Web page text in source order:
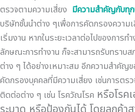
ตรวจตามความเสี่ยง มีความสำคัญกับทุ
บริษัทชั้นนำต่าง ๆเพื่อการคัดกรองความ
เริ่มงาน หากในระยะเวลาต่อไปของการ
ลักษณะการทำงาน ก็จะสามารถรับทราบ
ต่าง ๆ ได้อย่างเหมาะสม อีกความสำคัญ
คัดกรองบุคคลที่มีความเสี่ยง เช่นการตร
ติดต่อต่าง ๆ เช่น โรควัณโรค หรือโรค